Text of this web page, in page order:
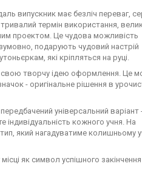
випускник має безліч переваг,
термін використання,
проектом. Це чудова можливість
подарують чудовий настрій
які кріпляться на руці.
свою творчу ідею оформлення. Це
- оригінальне рішення в
універсальний варіант
індивідуальність кожного учня. На
який нагадуватиме колишньому
як символ успішного